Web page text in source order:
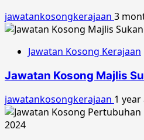
jawatankosongkerajaan 3
Jawatan Kosong Kerajaan
Jawatan Kosong Majlis
jawatankosongkerajaan 1 year